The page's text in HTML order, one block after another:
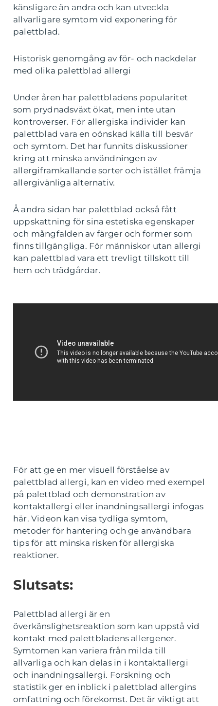
känsligare än andra och kan utveckla
allvarligare symtom vid exponering för
palettblad.
Historisk genomgång av för- och nackdelar
med olika palettblad allergi
Under åren har palettbladens popularitet
som prydnadsväxt ökat, men inte utan
kontroverser. För allergiska individer kan
palettblad vara en oönskad källa till besvär
och symtom. Det har funnits diskussioner
kring att minska användningen av
allergiframkallande sorter och istället främja
allergivänliga alternativ.
Å andra sidan har palettblad också fått
uppskattning för sina estetiska egenskaper
och mångfalden av färger och former som
finns tillgängliga. För människor utan allergi
kan palettblad vara ett trevligt tillskott till
hem och trädgårdar.
För att ge en mer visuell förståelse av
palettblad allergi, kan en video med exempel
på palettblad och demonstration av
kontaktallergi eller inandningsallergi infogas
här. Videon kan visa tydliga symtom,
metoder för hantering och ge användbara
tips för att minska risken för allergiska
reaktioner.
Slutsats:
Palettblad allergi är en
överkänslighetsreaktion som kan uppstå vid
kontakt med palettbladens allergener.
Symtomen kan variera från milda till
allvarliga och kan delas in i kontaktallergi
och inandningsallergi. Forskning och
statistik ger en inblick i palettblad allergins
omfattning och förekomst. Det är viktigt att